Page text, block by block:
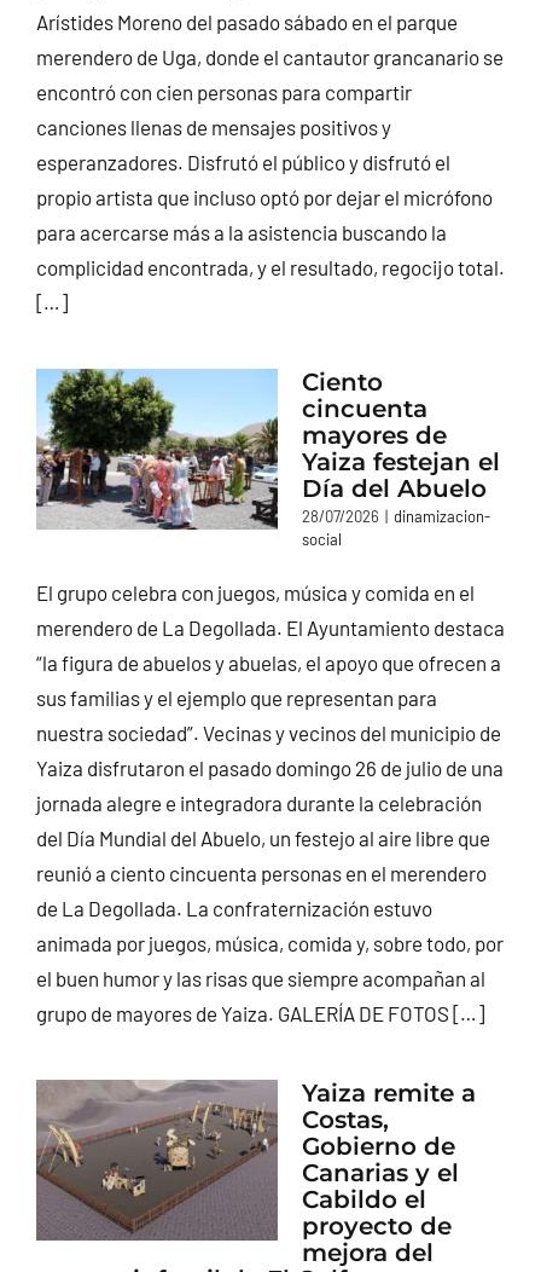
Arístides Moreno del pasado sábado en el parque
merendero de Uga, donde el cantautor grancanario se
encontró con cien personas para compartir
canciones llenas de mensajes positivos y
esperanzadores. Disfrutó el público y disfrutó el
propio artista que incluso optó por dejar el micrófono
para acercarse más a la asistencia buscando la
complicidad encontrada, y el resultado, regocijo total.
[…]
Ciento
cincuenta
mayores de
Yaiza festejan el
Día del Abuelo
28/07/2026 | dinamizacion-
social
El grupo celebra con juegos, música y comida en el
merendero de La Degollada. El Ayuntamiento destaca
“la figura de abuelos y abuelas, el apoyo que ofrecen a
sus familias y el ejemplo que representan para
nuestra sociedad”. Vecinas y vecinos del municipio de
Yaiza disfrutaron el pasado domingo 26 de julio de una
jornada alegre e integradora durante la celebración
del Día Mundial del Abuelo, un festejo al aire libre que
reunió a ciento cincuenta personas en el merendero
de La Degollada. La confraternización estuvo
animada por juegos, música, comida y, sobre todo, por
el buen humor y las risas que siempre acompañan al
grupo de mayores de Yaiza. GALERÍA DE FOTOS […]
Yaiza remite a
Costas,
Gobierno de
Canarias y el
Cabildo el
proyecto de
mejora del